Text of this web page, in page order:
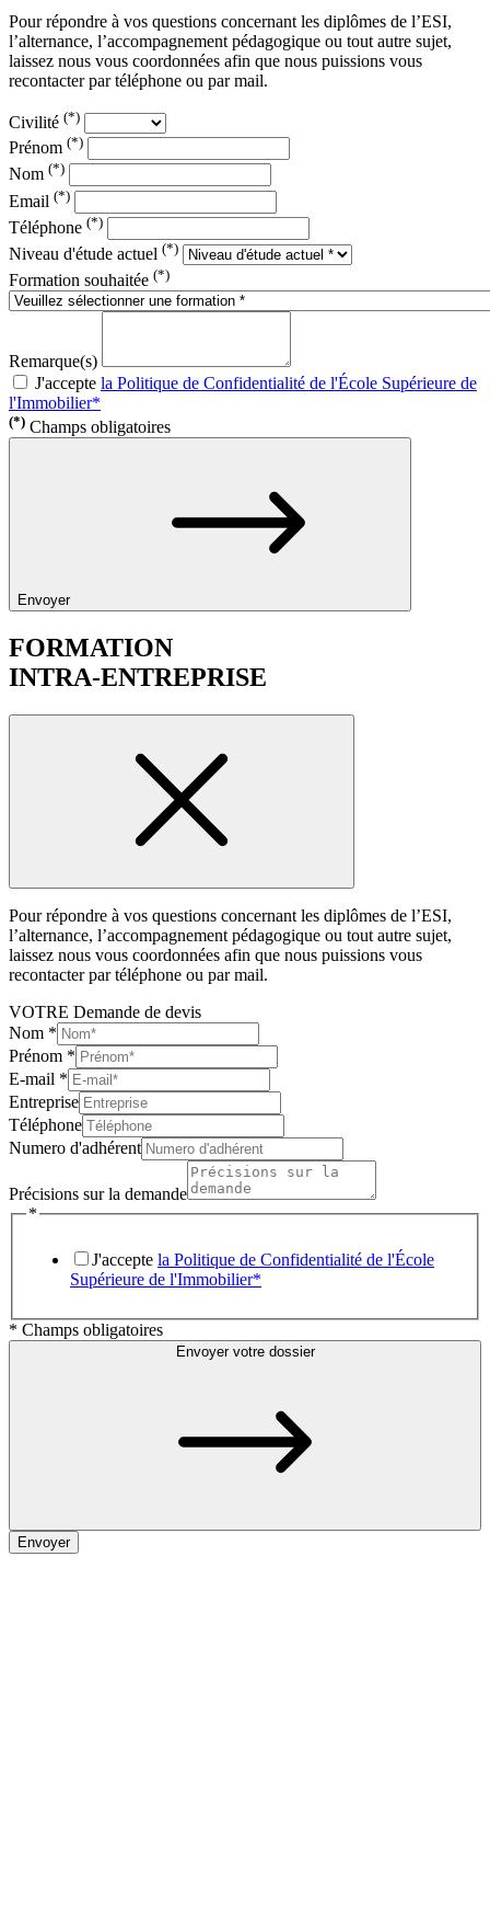
Pour répondre à vos questions concernant les diplômes de l’ESI,
l’alternance, l’accompagnement pédagogique ou tout autre sujet,
laissez nous vous coordonnées afin que nous puissions vous
recontacter par téléphone ou par mail.
Civilité (*)
Prénom (*)
Nom (*)
Email (*)
Téléphone (*)
Niveau d'étude actuel (*)
Formation souhaitée (*)
Remarque(s)
J'accepte la Politique de Confidentialité de l'École Supérieure de
l'Immobilier*
(*) Champs obligatoires
Envoyer
FORMATION
INTRA-ENTREPRISE
Pour répondre à vos questions concernant les diplômes de l’ESI,
l’alternance, l’accompagnement pédagogique ou tout autre sujet,
laissez nous vous coordonnées afin que nous puissions vous
recontacter par téléphone ou par mail.
VOTRE Demande de devis
Nom *
Prénom *
E-mail *
Entreprise
Téléphone
Numero d'adhérent
Précisions sur la demande
*
J'accepte la Politique de Confidentialité de l'École
Supérieure de l'Immobilier*
* Champs obligatoires
Envoyer votre dossier
Envoyer